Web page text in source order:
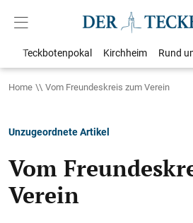
Teckbotenpokal Kirchheim Rund
Home Vom Freundeskreis zum Verein
Unzugeordnete Artikel
Vom
Verein